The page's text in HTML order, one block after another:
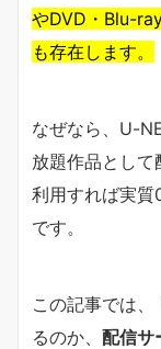
やDVD・Blu-
も存在します。
なぜなら、U-
放題作品とし
利用すれば実質
です。
この記事では
るのか、 配信サ